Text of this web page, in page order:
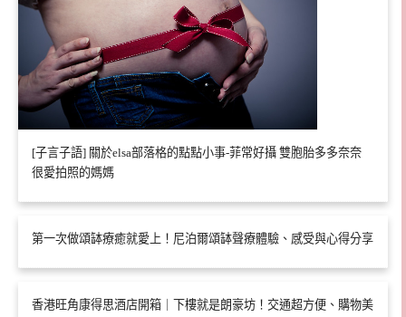
[子言子語] 關於elsa部落格的點點小事-菲常好攝 雙胞胎多多奈奈
很愛拍照的媽媽
第一次做頌缽療癒就愛上！尼泊爾頌缽聲療體驗、感受與心得分享
香港旺角康得思酒店開箱｜下樓就是朗豪坊！交通超方便、購物美